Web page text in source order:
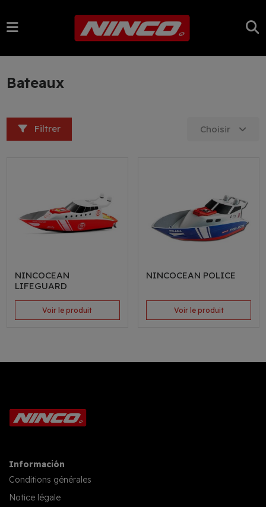
Bateaux
Filtrer Choisir
NINCOCEAN
LIFEGUARD
Voir le produit
NINCOCEAN POLICE
Voir le produit
Información
Conditions générales
Notice légale